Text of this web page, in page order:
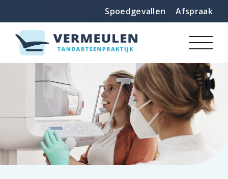
Spoedgevallen Afspraak